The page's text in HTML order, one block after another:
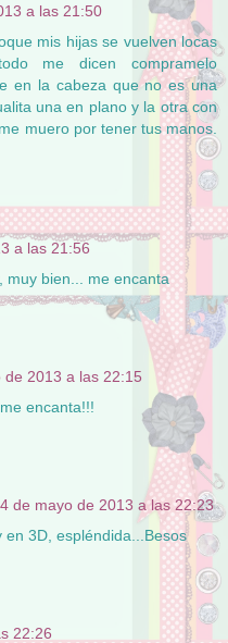
a las 21:50
mis hijas se vuelven locas
me dicen compramelo
en la cabeza que no es una
una en plano y la otra con
muero por tener tus manos.
a las 21:56
muy bien... me encanta
de 2013 a las 22:15
encanta!!!
de mayo de 2013 a las 22:23
3D, espléndida...Besos
22:26